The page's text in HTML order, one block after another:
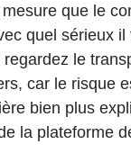
que le
quel sérieux
le
car le risque
bien plus
la plateforme